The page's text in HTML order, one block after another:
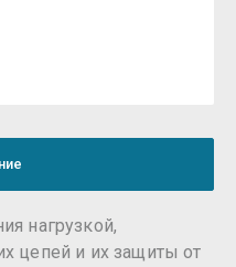
нагрузкой,
цепей и их защиты от